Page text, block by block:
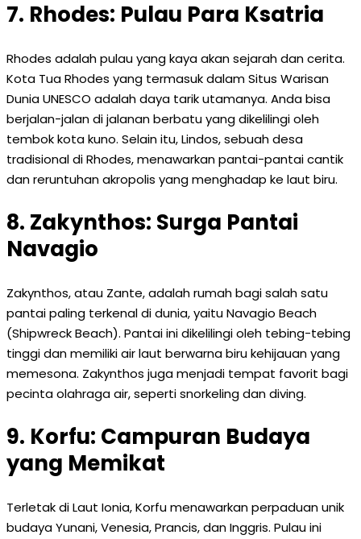
7. Rhodes: Pulau Para Ksatria
Rhodes adalah pulau yang kaya akan sejarah dan cerita.
Kota Tua Rhodes yang termasuk dalam Situs Warisan
Dunia UNESCO adalah daya tarik utamanya. Anda bisa
berjalan-jalan di jalanan berbatu yang dikelilingi oleh
tembok kota kuno. Selain itu, Lindos, sebuah desa
tradisional di Rhodes, menawarkan pantai-pantai cantik
dan reruntuhan akropolis yang menghadap ke laut biru.
8. Zakynthos: Surga Pantai
Navagio
Zakynthos, atau Zante, adalah rumah bagi salah satu
pantai paling terkenal di dunia, yaitu Navagio Beach
(Shipwreck Beach). Pantai ini dikelilingi oleh tebing-tebing
tinggi dan memiliki air laut berwarna biru kehijauan yang
memesona. Zakynthos juga menjadi tempat favorit bagi
pecinta olahraga air, seperti snorkeling dan diving.
9. Korfu: Campuran Budaya
yang Memikat
Terletak di Laut Ionia, Korfu menawarkan perpaduan unik
budaya Yunani, Venesia, Prancis, dan Inggris. Pulau ini